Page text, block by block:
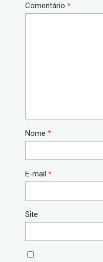
Comentário *
Nome *
E-mail *
Site